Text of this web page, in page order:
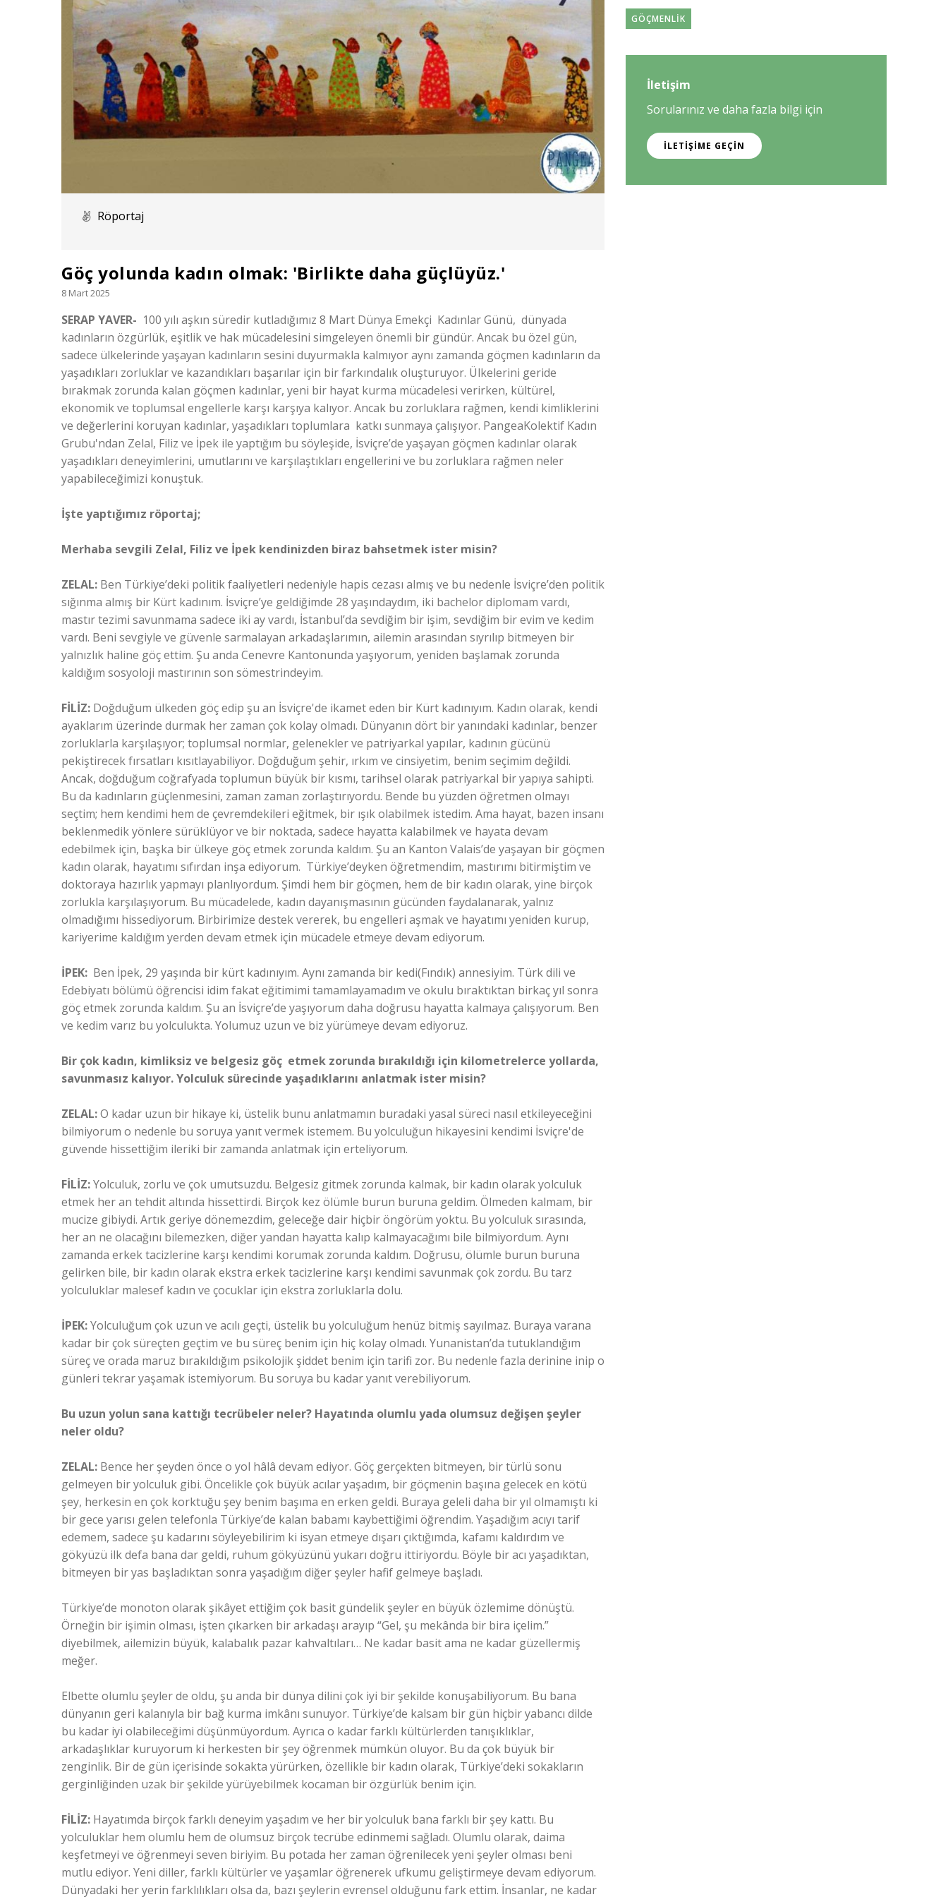
Röportaj
Göç yolunda kadın olmak: 'Birlikte daha güçlüyüz.'
8 Mart 2025
SERAP YAVER- 100 yılı aşkın süredir kutladığımız 8 Mart Dünya Emekçi Kadınlar Günü, dünyada
kadınların özgürlük, eşitlik ve hak mücadelesini simgeleyen önemli bir gündür. Ancak bu özel gün,
sadece ülkelerinde yaşayan kadınların sesini duyurmakla kalmıyor aynı zamanda göçmen kadınların da
yaşadıkları zorluklar ve kazandıkları başarılar için bir farkındalık oluşturuyor. Ülkelerini geride
bırakmak zorunda kalan göçmen kadınlar, yeni bir hayat kurma mücadelesi verirken, kültürel,
ekonomik ve toplumsal engellerle karşı karşıya kalıyor. Ancak bu zorluklara rağmen, kendi kimliklerini
ve değerlerini koruyan kadınlar, yaşadıkları toplumlara katkı sunmaya çalışıyor. PangeaKolektif Kadın
Grubu'ndan Zelal, Filiz ve İpek ile yaptığım bu söyleşide, İsviçre’de yaşayan göçmen kadınlar olarak
yaşadıkları deneyimlerini, umutlarını ve karşılaştıkları engellerini ve bu zorluklara rağmen neler
yapabileceğimizi konuştuk.
İşte yaptığımız röportaj;
Merhaba sevgili Zelal, Filiz ve İpek kendinizden biraz bahsetmek ister misin?
ZELAL: Ben Türkiye’deki politik faaliyetleri nedeniyle hapis cezası almış ve bu nedenle İsviçre’den politik
sığınma almış bir Kürt kadınım. İsviçre’ye geldiğimde 28 yaşındaydım, iki bachelor diplomam vardı,
mastır tezimi savunmama sadece iki ay vardı, İstanbul’da sevdiğim bir işim, sevdiğim bir evim ve kedim
vardı. Beni sevgiyle ve güvenle sarmalayan arkadaşlarımın, ailemin arasından sıyrılıp bitmeyen bir
yalnızlık haline göç ettim. Şu anda Cenevre Kantonunda yaşıyorum, yeniden başlamak zorunda
kaldığım sosyoloji mastırının son sömestrindeyim.
FİLİZ: Doğduğum ülkeden göç edip şu an İsviçre'de ikamet eden bir Kürt kadınıyım. Kadın olarak, kendi
ayaklarım üzerinde durmak her zaman çok kolay olmadı. Dünyanın dört bir yanındaki kadınlar, benzer
zorluklarla karşılaşıyor; toplumsal normlar, gelenekler ve patriyarkal yapılar, kadının gücünü
pekiştirecek fırsatları kısıtlayabiliyor. Doğduğum şehir, ırkım ve cinsiyetim, benim seçimim değildi.
Ancak, doğduğum coğrafyada toplumun büyük bir kısmı, tarihsel olarak patriyarkal bir yapıya sahipti.
Bu da kadınların güçlenmesini, zaman zaman zorlaştırıyordu. Bende bu yüzden öğretmen olmayı
seçtim; hem kendimi hem de çevremdekileri eğitmek, bir ışık olabilmek istedim. Ama hayat, bazen insanı
beklenmedik yönlere sürüklüyor ve bir noktada, sadece hayatta kalabilmek ve hayata devam
edebilmek için, başka bir ülkeye göç etmek zorunda kaldım. Şu an Kanton Valais’de yaşayan bir göçmen
kadın olarak, hayatımı sıfırdan inşa ediyorum. Türkiye’deyken öğretmendim, mastırımı bitirmiştim ve
doktoraya hazırlık yapmayı planlıyordum. Şimdi hem bir göçmen, hem de bir kadın olarak, yine birçok
zorlukla karşılaşıyorum. Bu mücadelede, kadın dayanışmasının gücünden faydalanarak, yalnız
olmadığımı hissediyorum. Birbirimize destek vererek, bu engelleri aşmak ve hayatımı yeniden kurup,
kariyerime kaldığım yerden devam etmek için mücadele etmeye devam ediyorum.
İPEK: Ben İpek, 29 yaşında bir kürt kadınıyım. Aynı zamanda bir kedi(Fındık) annesiyim. Türk dili ve
Edebiyatı bölümü öğrencisi idim fakat eğitimimi tamamlayamadım ve okulu bıraktıktan birkaç yıl sonra
göç etmek zorunda kaldım. Şu an İsviçre’de yaşıyorum daha doğrusu hayatta kalmaya çalışıyorum. Ben
ve kedim varız bu yolculukta. Yolumuz uzun ve biz yürümeye devam ediyoruz.
Bir çok kadın, kimliksiz ve belgesiz göç etmek zorunda bırakıldığı için kilometrelerce yollarda,
savunmasız kalıyor. Yolculuk sürecinde yaşadıklarını anlatmak ister misin?
ZELAL:O kadar uzun bir hikaye ki, üstelik bunu anlatmamın buradaki yasal süreci nasıl etkileyeceğini
bilmiyorum o nedenle bu soruya yanıt vermek istemem. Bu yolculuğun hikayesini kendimi İsviçre'de
güvende hissettiğim ileriki bir zamanda anlatmak için erteliyorum.
FİLİZ:Yolculuk, zorlu ve çok umutsuzdu. Belgesiz gitmek zorunda kalmak, bir kadın olarak yolculuk
etmek her an tehdit altında hissettirdi. Birçok kez ölümle burun buruna geldim. Ölmeden kalmam, bir
mucize gibiydi. Artık geriye dönemezdim, geleceğe dair hiçbir öngörüm yoktu. Bu yolculuk sırasında,
her an ne olacağını bilemezken, diğer yandan hayatta kalıp kalmayacağımı bile bilmiyordum. Aynı
zamanda erkek tacizlerine karşı kendimi korumak zorunda kaldım. Doğrusu, ölümle burun buruna
gelirken bile, bir kadın olarak ekstra erkek tacizlerine karşı kendimi savunmak çok zordu. Bu tarz
yolculuklar malesef kadın ve çocuklar için ekstra zorluklarla dolu.
İPEK:Yolculuğum çok uzun ve acılı geçti, üstelik bu yolculuğum henüz bitmiş sayılmaz. Buraya varana
kadar bir çok süreçten geçtim ve bu süreç benim için hiç kolay olmadı. Yunanistan’da tutuklandığım
süreç ve orada maruz bırakıldığım psikolojik şiddet benim için tarifi zor. Bu nedenle fazla derinine inip o
günleri tekrar yaşamak istemiyorum. Bu soruya bu kadar yanıt verebiliyorum.
Bu uzun yolun sana kattığı tecrübeler neler? Hayatında olumlu yada olumsuz değişen şeyler
neler oldu?
ZELAL: Bence her şeyden önce o yol hâlâ devam ediyor. Göç gerçekten bitmeyen, bir türlü sonu
gelmeyen bir yolculuk gibi. Öncelikle çok büyük acılar yaşadım, bir göçmenin başına gelecek en kötü
şey, herkesin en çok korktuğu şey benim başıma en erken geldi. Buraya geleli daha bir yıl olmamıştı ki
bir gece yarısı gelen telefonla Türkiye’de kalan babamı kaybettiğimi öğrendim. Yaşadığım acıyı tarif
edemem, sadece şu kadarını söyleyebilirim ki isyan etmeye dışarı çıktığımda, kafamı kaldırdım ve
gökyüzü ilk defa bana dar geldi, ruhum gökyüzünü yukarı doğru ittiriyordu. Böyle bir acı yaşadıktan,
bitmeyen bir yas başladıktan sonra yaşadığım diğer şeyler hafif gelmeye başladı.
Türkiye’de monoton olarak şikâyet ettiğim çok basit gündelik şeyler en büyük özlemime dönüştü.
Örneğin bir işimin olması, işten çıkarken bir arkadaşı arayıp “Gel, şu mekânda bir bira içelim.”
diyebilmek, ailemizin büyük, kalabalık pazar kahvaltıları… Ne kadar basit ama ne kadar güzellermiş
meğer.
Elbette olumlu şeyler de oldu, şu anda bir dünya dilini çok iyi bir şekilde konuşabiliyorum. Bu bana
dünyanın geri kalanıyla bir bağ kurma imkânı sunuyor. Türkiye’de kalsam bir gün hiçbir yabancı dilde
bu kadar iyi olabileceğimi düşünmüyordum. Ayrıca o kadar farklı kültürlerden tanışıklıklar,
arkadaşlıklar kuruyorum ki herkesten bir şey öğrenmek mümkün oluyor. Bu da çok büyük bir
zenginlik. Bir de gün içerisinde sokakta yürürken, özellikle bir kadın olarak, Türkiye’deki sokakların
gerginliğinden uzak bir şekilde yürüyebilmek kocaman bir özgürlük benim için.
FİLİZ: Hayatımda birçok farklı deneyim yaşadım ve her bir yolculuk bana farklı bir şey kattı. Bu
yolculuklar hem olumlu hem de olumsuz birçok tecrübe edinmemi sağladı. Olumlu olarak, daima
keşfetmeyi ve öğrenmeyi seven biriyim. Bu potada her zaman öğrenilecek yeni şeyler olması beni
mutlu ediyor. Yeni diller, farklı kültürler ve yaşamlar öğrenerek ufkumu geliştirmeye devam ediyorum.
Dünyadaki her yerin farklılıkları olsa da, bazı şeylerin evrensel olduğunu fark ettim. İnsanlar, ne kadar
GÖÇMENLIK
İletişim
Sorularınız ve daha fazla bilgi için
İLETIŞIME GEÇIN